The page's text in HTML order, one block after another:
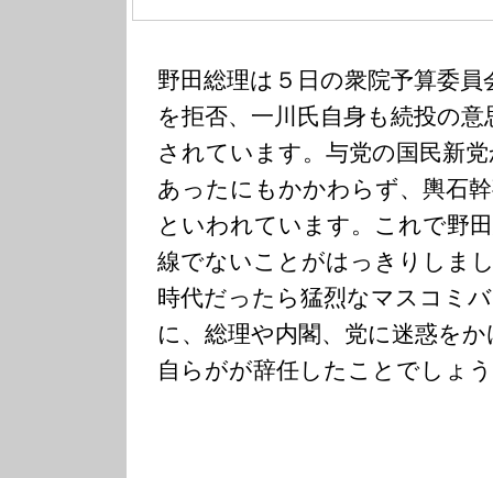
野田総理は５日の衆院予算委
を拒否、一川氏自身も続投の
されています。与党の国民新
あったにもかかわらず、輿石
といわれています。これで野
線でないことがはっきりしま
時代だったら猛烈なマスコミ
に、総理や内閣、党に迷惑を
自らがが辞任したことでしょ